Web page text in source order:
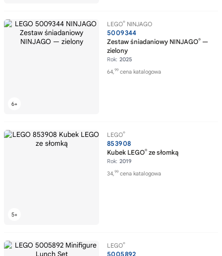
LEGO® NINJAGO
5009344
Zestaw śniadaniowy NINJAGO® —
zielony
Rok: 2025
64,99 cena katalogowa
LEGO®
853908
Kubek LEGO® ze słomką
Rok: 2019
34,99 cena katalogowa
LEGO®
5005892